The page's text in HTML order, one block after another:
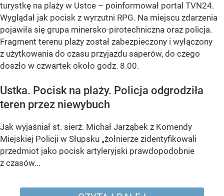
turystkę na plaży w Ustce – poinformował portal TVN24.
Wyglądał jak pocisk z wyrzutni RPG. Na miejscu zdarzenia
pojawiła się grupa minersko-pirotechniczna oraz policja.
Fragment terenu plaży został zabezpieczony i wyłączony
z użytkowania do czasu przyjazdu saperów, do czego
doszło w czwartek około godz. 8.00.
Ustka. Pocisk na plaży. Policja odgrodziła
teren przez niewybuch
Jak wyjaśniał st. sierż. Michał Jarząbek z Komendy
Miejskiej Policji w Słupsku „żołnierze zidentyfikowali
przedmiot jako pocisk artyleryjski prawdopodobnie
z czasów...